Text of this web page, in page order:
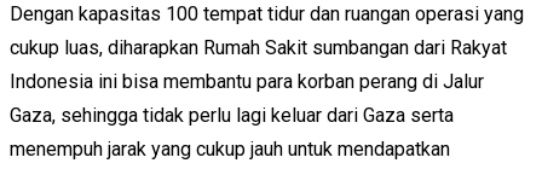
Dengan kapasitas 100 tempat tidur dan ruangan operasi yang
cukup luas, diharapkan Rumah Sakit sumbangan dari Rakyat
Indonesia ini bisa membantu para korban perang di Jalur
Gaza, sehingga tidak perlu lagi keluar dari Gaza serta
menempuh jarak yang cukup jauh untuk mendapatkan